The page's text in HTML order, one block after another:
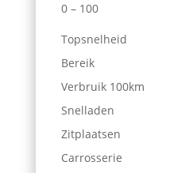
0 – 100
Topsnelheid
Bereik
Verbruik 100km
Snelladen
Zitplaatsen
Carrosserie